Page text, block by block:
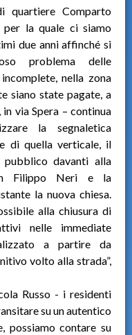
quartiere Comparto
la quale ci siamo
due anni affinché si
problema delle
nella zona
siano state pagate, a
via Spera – continua
la segnaletica
di quella verticale, il
pubblico davanti alla
Filippo Neri e la
la nuova chiesa.
alla chiusura di
nelle immediate
a partire da
volto alla strada”,
Russo - i residenti
su un autentico
possiamo contare su